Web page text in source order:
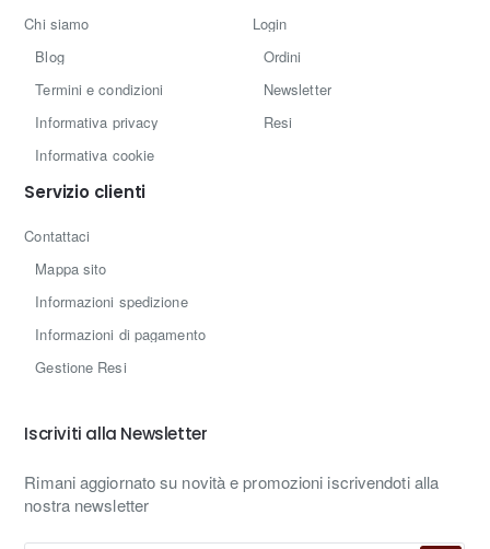
Chi siamo
Blog
Termini e condizioni
Informativa privacy
Informativa cookie
Login
Ordini
Newsletter
Resi
Servizio clienti
Contattaci
Mappa sito
Informazioni spedizione
Informazioni di pagamento
Gestione Resi
Iscriviti alla Newsletter
Rimani aggiornato su novità e promozioni iscrivendoti alla
nostra newsletter